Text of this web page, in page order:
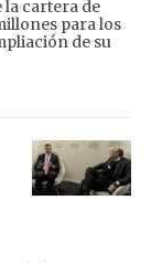
la cartera de
para los
de su